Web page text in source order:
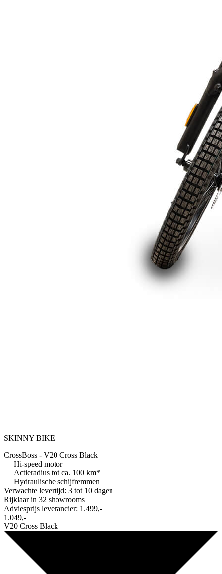
SKINNY BIKE
CrossBoss - V20 Cross Black
Hi-speed motor
Actieradius tot ca. 100 km*
Hydraulische schijfremmen
Verwachte levertijd: 3 tot 10 dagen
Rijklaar in 32 showrooms
Adviesprijs leverancier: 1.499,-
1.049,-
V20 Cross Black